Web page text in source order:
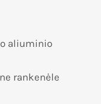
aliuminio
rankenėle